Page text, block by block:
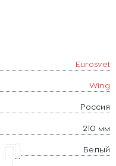
Eurosvet
Wing
Россия
210 мм
Белый